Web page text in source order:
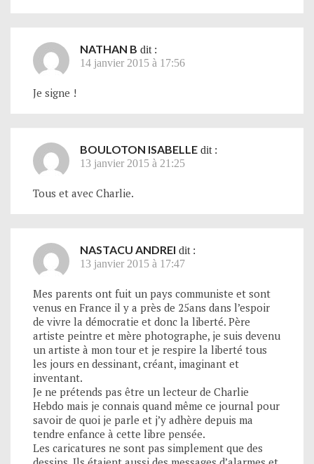
NATHAN B dit :
14 janvier 2015 à 17:56
Je signe !
BOULOTON ISABELLE dit :
13 janvier 2015 à 21:25
Tous et avec Charlie.
NASTACU ANDREI dit :
13 janvier 2015 à 17:47
Mes parents ont fuit un pays communiste et sont
venus en France il y a près de 25ans dans l’espoir
de vivre la démocratie et donc la liberté. Père
artiste peintre et mère photographe, je suis devenu
un artiste à mon tour et je respire la liberté tous
les jours en dessinant, créant, imaginant et
inventant.
Je ne prétends pas être un lecteur de Charlie
Hebdo mais je connais quand même ce journal pour
savoir de quoi je parle et j’y adhère depuis ma
tendre enfance à cette libre pensée.
Les caricatures ne sont pas simplement que des